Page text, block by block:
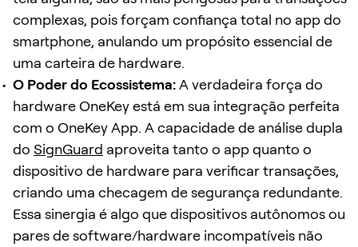
complexas, pois forçam confiança total no app do
smartphone, anulando um propósito essencial de
uma carteira de hardware.
O Poder do Ecossistema:A verdadeira força do
hardware OneKey está em sua integração perfeita
com o OneKey App. A capacidade de análise dupla
do SignGuard aproveita tanto o app quanto o
dispositivo de hardware para verificar transações,
criando uma checagem de segurança redundante.
Essa sinergia é algo que dispositivos autônomos ou
pares de software/hardware incompatíveis não